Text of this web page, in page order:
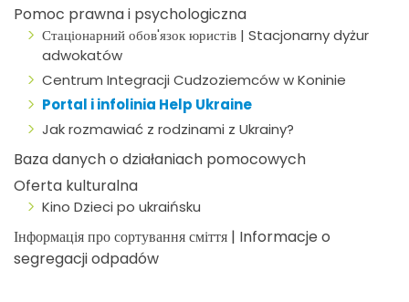
Pomoc prawna i psychologiczna
Стаціонарний обов'язок юристів | Stacjonarny dyżur
adwokatów
Centrum Integracji Cudzoziemców w Koninie
Portal i infolinia Help Ukraine
Jak rozmawiać z rodzinami z Ukrainy?
Baza danych o działaniach pomocowych
Oferta kulturalna
Kino Dzieci po ukraińsku
Інформація про сортування сміття | Informacje o
segregacji odpadów